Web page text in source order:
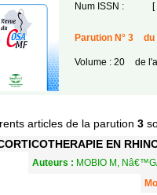
Num ISSN :
Parution N° 3 du
Volume : 20 de
articles de la parution 3
EN
Auteurs : MOBIO M,